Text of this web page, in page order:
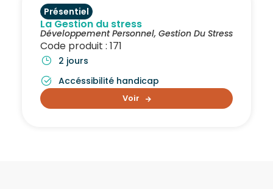
Présentiel
La Gestion du stress
Développement Personnel, Gestion Du Stress
Code produit : 171
2 jours
Accéssibilité handicap
Voir